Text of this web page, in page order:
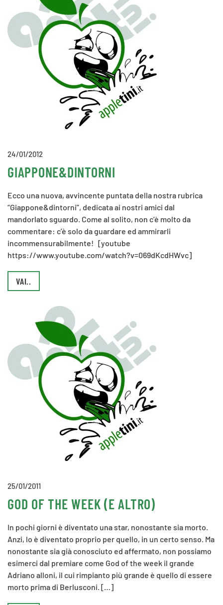
24/01/2012
GIAPPONE&DINTORNI
Ecco una nuova, avvincente puntata della nostra rubrica
“Giappone&dintorni”, dedicata ai nostri amici dal
mandorlato sguardo. Come al solito, non c’è molto da
commentare: c’è solo da guardare ed ammirarli
incommensurabilmente! [youtube
https://www.youtube.com/watch?v=069dKcdHWvc]
VAI..
25/01/2011
GOD OF THE WEEK (E ALTRO)
In pochi giorni è diventato una star, nonostante sia morto.
Anzi, lo è diventato proprio per quello, in un certo senso. Ma
nonostante sia già conosciuto ed affermato, non possiamo
esimerci dal premiare come God of the week il grande
Adriano alloni, il cui rimpianto più grande è quello di essere
morto prima di Berlusconi. […]